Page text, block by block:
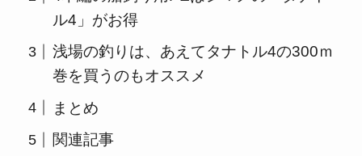
ル4」がお得
浅場の釣りは、あえてタナトル4の300ｍ
巻を買うのもオススメ
まとめ
関連記事